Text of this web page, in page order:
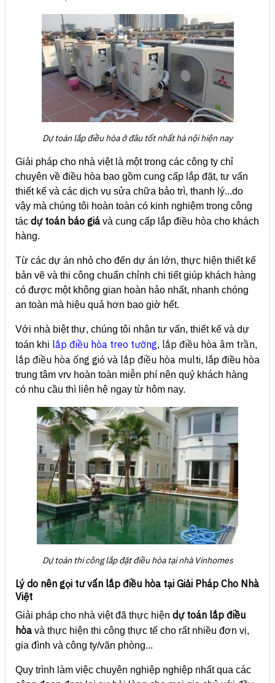
Dự toán lắp điều hòa ở đâu tốt nhất hà nội hiện nay
Giải pháp cho nhà việt là một trong các công ty chỉ
chuyên về điều hòa bao gồm cung cấp lắp đặt, tư vấn
thiết kế và các dịch vụ sửa chữa bảo trì, thanh lý...do
vậy mà chúng tôi hoàn toàn có kinh nghiệm trong công
tác dự toán báo giá và cung cấp lắp điều hòa cho khách
hàng.
Từ các dự án nhỏ cho đến dự án lớn, thực hiện thiết kế
bản vẽ và thi công chuẩn chỉnh chi tiết giúp khách hàng
có được một không gian hoàn hảo nhất, nhanh chóng
an toàn mà hiệu quả hơn bao giờ hết.
Với nhà biệt thự, chúng tôi nhận tư vấn, thiết kế và dự
toán khi lắp điều hòa treo tường, lắp điều hòa âm trần,
lắp điều hòa ống gió và lắp điều hòa multi, lắp điều hòa
trung tâm vrv hoàn toàn miễn phí nên quý khách hàng
có nhu cầu thì liên hệ ngay từ hôm nay.
Dự toán thi công lắp đặt điều hòa tại nhà Vinhomes
Lý do nên gọi tư vấn lắp điều hòa tại Giải Pháp Cho Nhà
Việt
Giải pháp cho nhà việt đã thực hiện dự toán lắp điều
hòa và thực hiện thi công thực tế cho rất nhiều đơn vị,
gia đình và công ty/văn phòng...
Quy trình làm việc chuyên nghiệp nghiệp nhất qua các